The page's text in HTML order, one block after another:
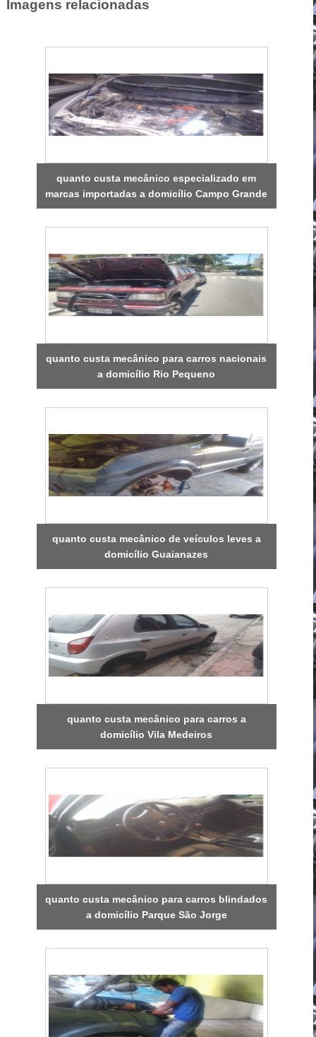
Imagens relacionadas
quanto custa mecânico especializado em
marcas importadas a domicílio Campo Grande
quanto custa mecânico para carros nacionais
a domicílio Rio Pequeno
quanto custa mecânico de veículos leves a
domicílio Guaianazes
quanto custa mecânico para carros a
domicílio Vila Medeiros
quanto custa mecânico para carros blindados
a domicílio Parque São Jorge